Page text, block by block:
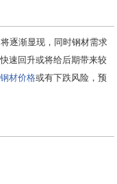
逐渐显现，同时钢材需求
速回升或将给后期带来较
钢材价格或有下跌风险，预